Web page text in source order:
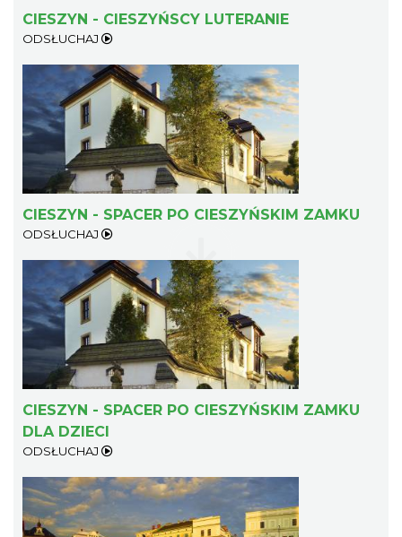
Cieszyn
1.07 km
Cieszyn
1.07 km
Cieszyn
2026-08-28
1.07 km
CIESZYN - CIESZYŃSCY LUTERANIE
ODSŁUCHAJ
CIESZYN - SPACER PO CIESZYŃSKIM ZAMKU
ODSŁUCHAJ
CIESZYN - SPACER PO CIESZYŃSKIM ZAMKU
DLA DZIECI
ODSŁUCHAJ